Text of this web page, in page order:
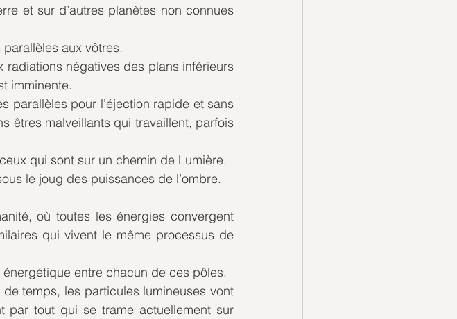
et sur d’autres planètes non connues
aux vôtres.
radiations négatives des plans inférieurs
imminente.
parallèles pour l’éjection rapide et sans
êtres malveillants qui travaillent, parfois
qui sont sur un chemin de Lumière.
le joug des puissances de l’ombre.
où toutes les énergies convergent
qui vivent le même processus de
entre chacun de ces pôles.
temps, les particules lumineuses vont
par tout qui se trame actuellement sur